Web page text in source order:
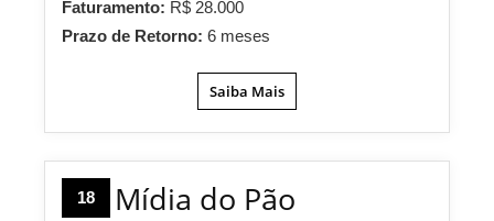
Faturamento: R$ 28.000
Prazo de Retorno: 6 meses
Saiba Mais
18 Mídia do Pão